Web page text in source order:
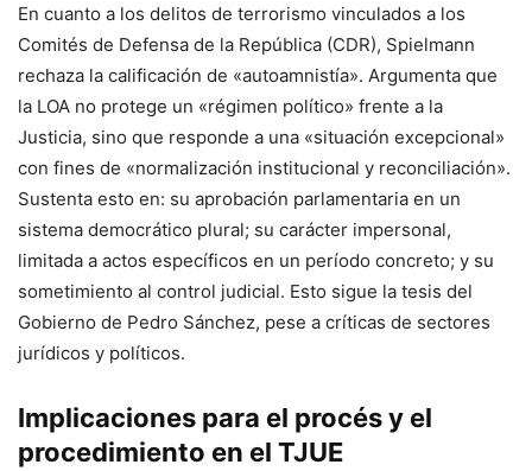
En cuanto a los delitos de terrorismo vinculados a los
Comités de Defensa de la República (CDR), Spielmann
rechaza la calificación de «autoamnistía». Argumenta que
la LOA no protege un «régimen político» frente a la
Justicia, sino que responde a una «situación excepcional»
con fines de «normalización institucional y reconciliación».
Sustenta esto en: su aprobación parlamentaria en un
sistema democrático plural; su carácter impersonal,
limitada a actos específicos en un período concreto; y su
sometimiento al control judicial. Esto sigue la tesis del
Gobierno de Pedro Sánchez, pese a críticas de sectores
jurídicos y políticos.
Implicaciones para el procés y el
procedimiento en el TJUE